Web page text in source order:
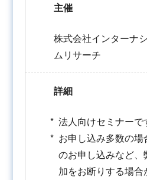
主催
株式会社インターナ
ムリサーチ
詳細
法人向けセミナーで
お申し込み多数の
のお申し込みなど、
加をお断りする場合